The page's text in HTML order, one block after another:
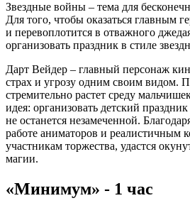
Звездные войны – тема для
Для того, чтобы оказаться главным
и перевоплотится в отважного
организовать праздник в стиле
Дарт Вейдер – главный персонаж
страх и угрозу одним своим видом.
стремительно растет среду
идея: организовать детский
не останется незамеченной.
работе аниматоров и реалистичным
участникам торжества, удастся
магии.
«Минимум» - 1 час